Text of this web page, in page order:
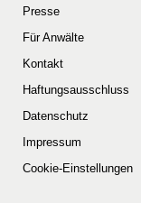
Presse
Für Anwälte
Kontakt
Haftungsausschluss
Datenschutz
Impressum
Cookie-Einstellungen